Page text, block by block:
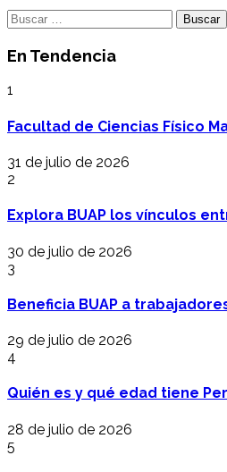
Buscar:
En Tendencia
1
Facultad de Ciencias Físico
31 de julio de 2026
2
Explora BUAP los vínculos
30 de julio de 2026
3
Beneficia BUAP a
29 de julio de 2026
4
Quién es y qué edad tiene
28 de julio de 2026
5